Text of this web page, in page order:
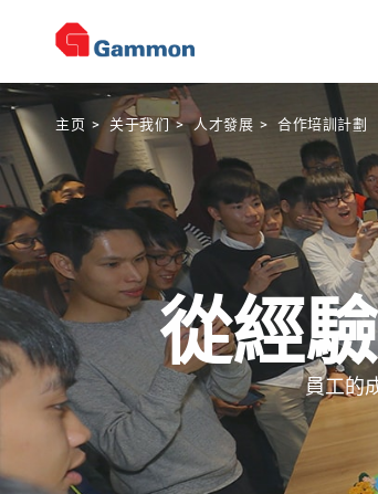
主页 >关于我们>人才發展 > 合作培訓計劃
從經
員工的